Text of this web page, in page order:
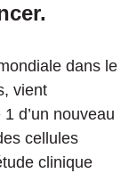
dans le
vient
d’un nouveau
cellules
clinique